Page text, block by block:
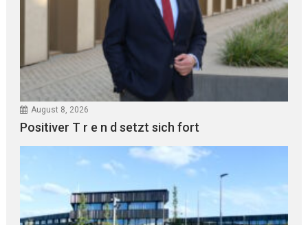
August 8, 2026
Positiver T r e n d setzt sich fort